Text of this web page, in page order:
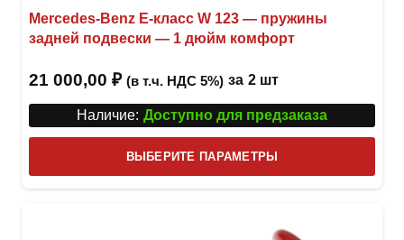
Mercedes-Benz Е-класс W 123 — пружины
задней подвески — 1 дюйм комфорт
21 000,00 ₽ (в т.ч. НДС 5%) за 2 шт
Наличие: Доступно для предзаказа
ВЫБЕРИТЕ ПАРАМЕТРЫ
товар